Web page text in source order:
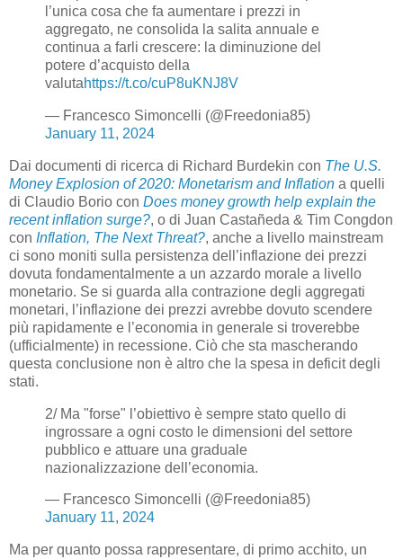
l’unica cosa che fa aumentare i prezzi in
aggregato, ne consolida la salita annuale e
continua a farli crescere: la diminuzione del
potere d’acquisto della
valutahttps://t.co/cuP8uKNJ8V
— Francesco Simoncelli (@Freedonia85)
January 11, 2024
Dai documenti di ricerca di Richard Burdekin con The U.S.
Money Explosion of 2020: Monetarism and Inflation a quelli
di Claudio Borio con Does money growth help explain the
recent inflation surge?, o di Juan Castañeda & Tim Congdon
con Inflation, The Next Threat?, anche a livello mainstream
ci sono moniti sulla persistenza dell’inflazione dei prezzi
dovuta fondamentalmente a un azzardo morale a livello
monetario. Se si guarda alla contrazione degli aggregati
monetari, l’inflazione dei prezzi avrebbe dovuto scendere
più rapidamente e l’economia in generale si troverebbe
(ufficialmente) in recessione. Ciò che sta mascherando
questa conclusione non è altro che la spesa in deficit degli
stati.
2/ Ma "forse" l’obiettivo è sempre stato quello di
ingrossare a ogni costo le dimensioni del settore
pubblico e attuare una graduale
nazionalizzazione dell’economia.
— Francesco Simoncelli (@Freedonia85)
January 11, 2024
Ma per quanto possa rappresentare, di primo acchito, un